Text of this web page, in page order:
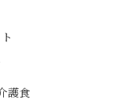
護食